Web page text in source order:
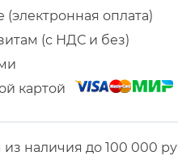
оплата)
(с НДС и без)
картой
из наличия до 100 000